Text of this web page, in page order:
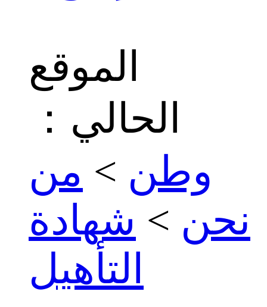
الموقع
الحالي：
وطن > من
نحن > شهادة
التأهيل